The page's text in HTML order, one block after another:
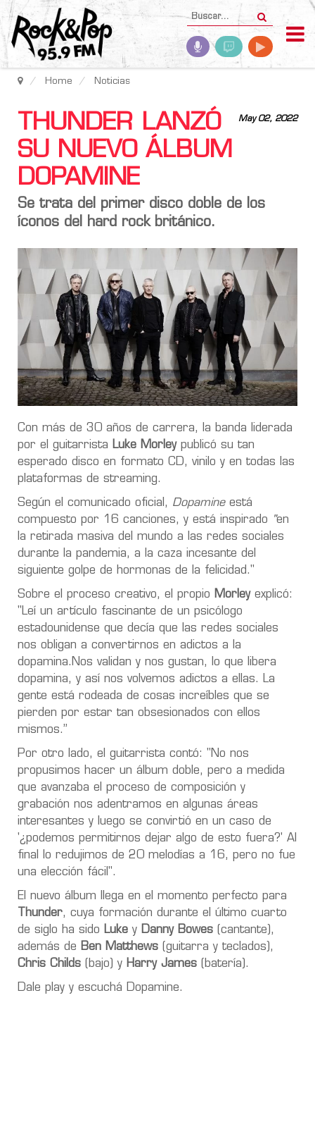
Home Noticias
May 02, 2022
THUNDER LANZÓ
SU NUEVO ÁLBUM
DOPAMINE
Se trata del primer disco doble de los
íconos del hard rock británico.
Con más de 30 años de carrera, la banda liderada
por el guitarrista Luke Morleypublicó su tan
esperado disco en formato CD, vinilo y en todas las
plataformas de streaming.
Según el comunicado oficial, Dopamineestá
compuesto por 16 canciones, y está inspirado "en
la retirada masiva del mundo a las redes sociales
durante la pandemia, a la caza incesante del
siguiente golpe de hormonas de la felicidad."
Sobre el proceso creativo, el propio Morleyexplicó:
"Leí un artículo fascinante de un psicólogo
estadounidense que decía que las redes sociales
nos obligan a convertirnos en adictos a la
dopamina.Nos validan y nos gustan, lo que libera
dopamina, y así nos volvemos adictos a ellas. La
gente está rodeada de cosas increíbles que se
pierden por estar tan obsesionados con ellos
mismos.”
Por otro lado, el guitarrista contó: "No nos
propusimos hacer un álbum doble, pero a medida
que avanzaba el proceso de composición y
grabación nos adentramos en algunas áreas
interesantes y luego se convirtió en un caso de
'¿podemos permitirnos dejar algo de esto fuera?' Al
final lo redujimos de 20 melodías a 16, pero no fue
una elección fácil".
El nuevo álbum llega en el momento perfecto para
Thunder, cuya formación durante el último cuarto
de siglo ha sido Luke y Danny Bowes (cantante),
además de Ben Matthews (guitarra y teclados),
Chris Childs (bajo) y Harry James (batería).
Dale play y escuchá Dopamine.